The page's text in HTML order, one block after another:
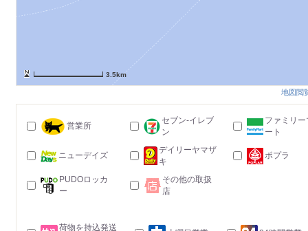
3.5km
地図閲
営業所
セブン-イレブ
ン
ファミリー
ート
ニューデイズ
デイリーヤマザ
キ
ポプラ
PUDOロッカ
ー
その他の取扱
店
荷物を持込発送